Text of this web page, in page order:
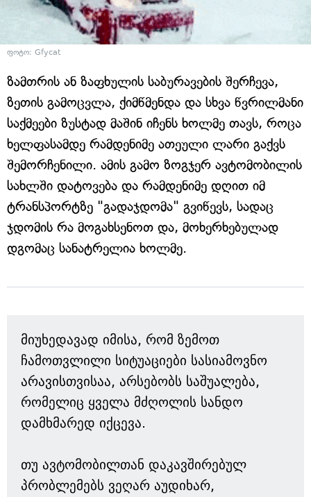
ფოტო: Gfycat
ზამთრის ან ზაფხულის საბურავების შერჩევა,
ზეთის გამოცვლა, ქიმწმენდა და სხვა წვრილმანი
საქმეები ზუსტად მაშინ იჩენს ხოლმე თავს, როცა
ხელფასამდე რამდენიმე ათეული ლარი გაქვს
შემორჩენილი. ამის გამო ზოგჯერ ავტომობილის
სახლში დატოვება და რამდენიმე დღით იმ
ტრანსპორტზე "გადაჯდომა" გვიწევს, სადაც
ჯდომის რა მოგახსენოთ და, მოხერხებულად
დგომაც სანატრელია ხოლმე.
მიუხედავად იმისა, რომ ზემოთ
ჩამოთვლილი სიტუაციები სასიამოვნო
არავისთვისაა, არსებობს საშუალება,
რომელიც ყველა მძღოლის სანდო
დამხმარედ იქცევა.
თუ ავტომობილთან დაკავშირებულ
პრობლემებს ვეღარ აუდიხარ,